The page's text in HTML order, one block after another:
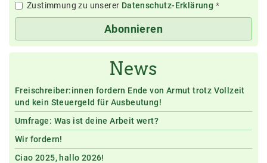
Zustimmung zu unserer Datenschutz-Erklärung *
Abonnieren
News
Freischreiber:innen fordern Ende von Armut trotz Vollzeit
und kein Steuergeld für Ausbeutung!
Umfrage: Was ist deine Arbeit wert?
Wir fordern!
Ciao 2025, hallo 2026!